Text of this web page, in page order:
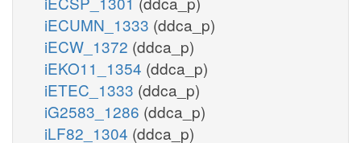
iECUMN_1333 (ddca_p)
iECW_1372 (ddca_p)
iEKO11_1354 (ddca_p)
iETEC_1333 (ddca_p)
iG2583_1286 (ddca_p)
iLF82_1304 (ddca_p)